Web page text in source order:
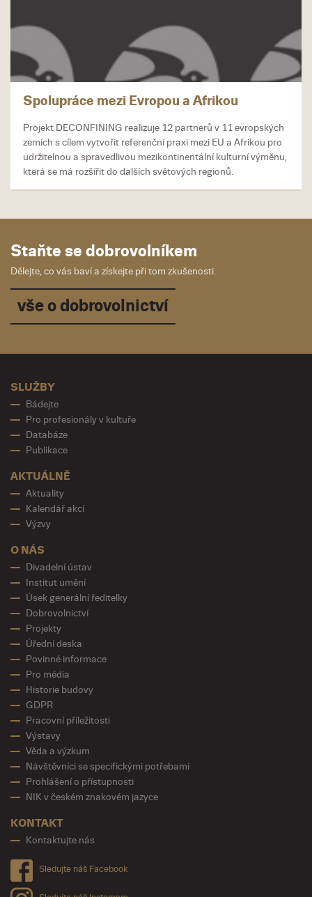
Spolupráce mezi Evropou a Afrikou
Projekt DECONFINING realizuje 12 partnerů v 11 evropských
zemích s cílem vytvořit referenční praxi mezi EU a Afrikou pro
udržitelnou a spravedlivou mezikontinentální kulturní výměnu,
která se má rozšířit do dalších světových regionů.
Staňte se dobrovolníkem
Dělejte, co vás baví a získejte při tom zkušenosti.
vše o dobrovolnictví
SLUŽBY
Bádejte
Pro profesionály v kultuře
Databáze
Publikace
AKTUÁLNĚ
Aktuality
Kalendář akcí
Výzvy
O NÁS
Divadelní ústav
Institut umění
Úsek generální ředitelky
Dobrovolnictví
Projekty
Úřední deska
Povinné informace
Pro média
Historie budovy
GDPR
Pracovní příležitosti
Výstavy
Věda a výzkum
Návštěvníci se specifickými potřebami
Prohlášení o přístupnosti
NIK v českém znakovém jazyce
KONTAKT
Kontaktujte nás
Sledujte náš Facebook